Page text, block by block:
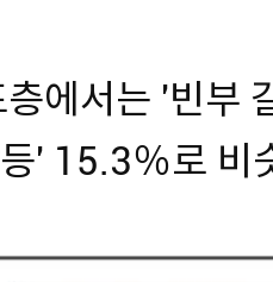
층에서는 '빈부
' 15.3％로 비